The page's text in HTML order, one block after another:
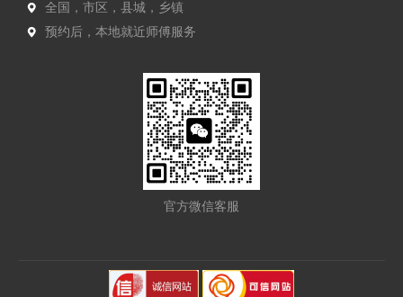
全国，市区，县城，乡镇
预约后，本地就近师傅服务
官方微信客服